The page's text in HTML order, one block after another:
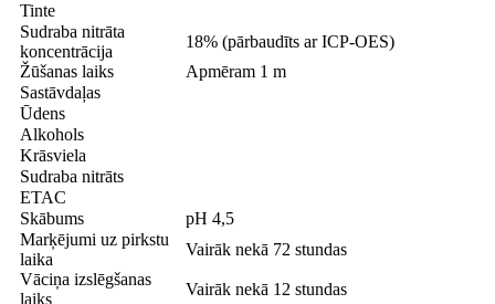
Tinte
Sudraba nitrāta
koncentrācija
18% (pārbaudīts ar ICP-OES)
Žūšanas laiks
Apmēram 1 m
Sastāvdaļas
Ūdens
Alkohols
Krāsviela
Sudraba nitrāts
ETAC
Skābums
pH 4,5
Marķējumi uz pirkstu
laika
Vairāk nekā 72 stundas
Vāciņa izslēgšanas
laiks
Vairāk nekā 12 stundas